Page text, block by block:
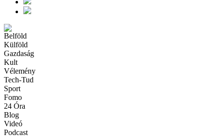
Belföld
Külföld
Gazdaság
Kult
Vélemény
Tech-Tud
Sport
Fomo
24 Óra
Blog
Videó
Podcast